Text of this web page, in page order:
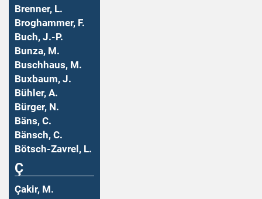
Brenner, L.
Broghammer, F.
Buch, J.-P.
Bunza, M.
Buschhaus, M.
Buxbaum, J.
Bühler, A.
Bürger, N.
Bäns, C.
Bänsch, C.
Bötsch-Zavrel, L.
Ç
Çakir, M.